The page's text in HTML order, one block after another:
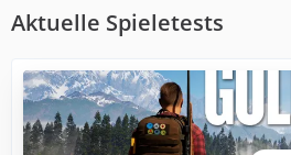
Aktuelle Spieletests